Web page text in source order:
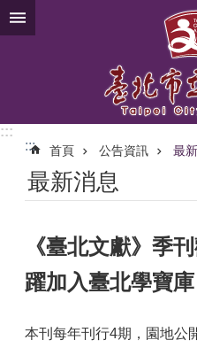
跳到主要內容區塊
:::
:::
首頁 公告資訊 最
最新消息
《臺北文獻》季
躍加入臺北學寶庫
本刊每年刊行4期，園地公